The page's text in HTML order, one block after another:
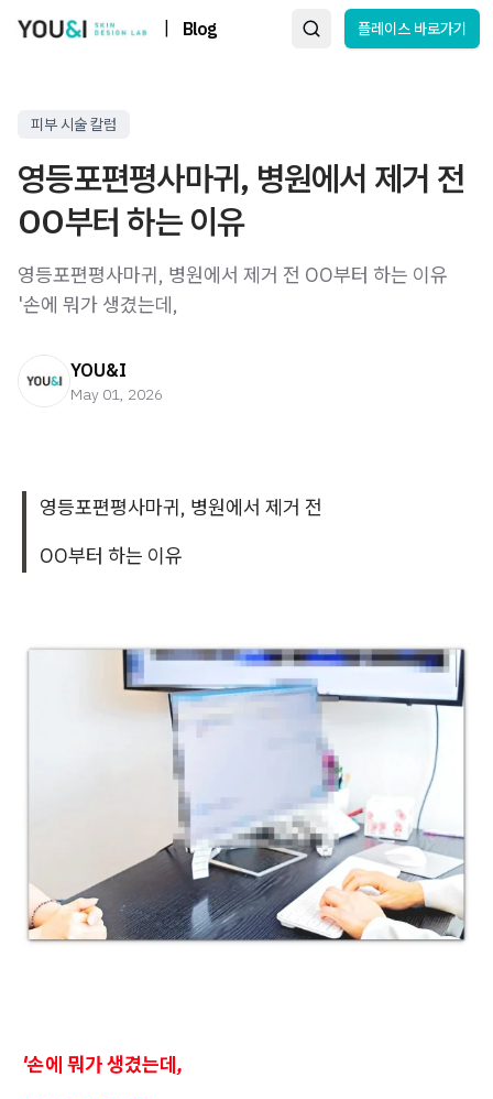
Blog 플레이스 바로가기
피부 시술 칼럼
영등포편평사마귀, 병원에서 제거 전
OO부터 하는 이유
영등포편평사마귀, 병원에서 제거 전 OO부터 하는 이유 ​ ​ ​
'손에 뭐가 생겼는데,
YOU&I
May 01, 2026
영등포편평사마귀, 병원에서 제거 전
OO부터 하는 이유
'손에 뭐가 생겼는데,